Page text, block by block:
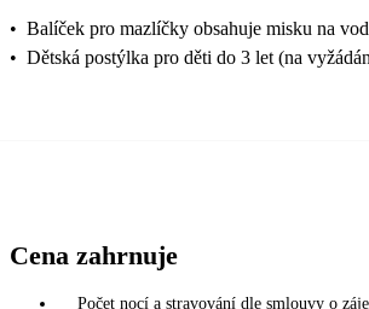
• Balíček pro mazlíčky obsahuje misku na
• Dětská postýlka pro děti do 3 let (na
Cena zahrnuje
Počet nocí a stravování dle smlouvy o